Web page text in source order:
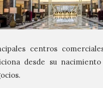
centros
desde su